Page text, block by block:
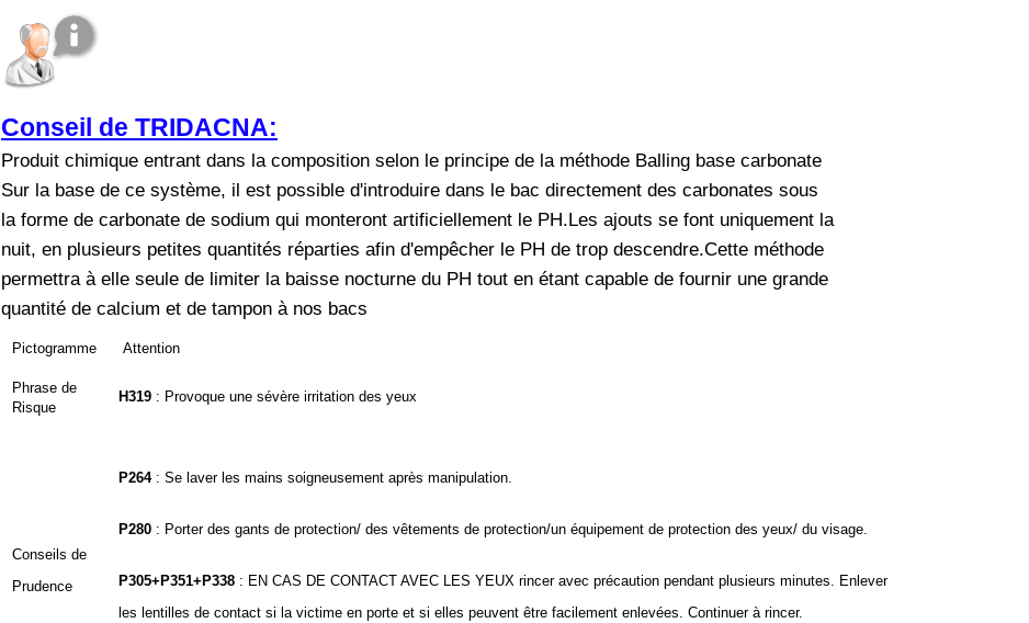
Conseil de TRIDACNA:
Produit chimique entrant dans la composition selon le principe de la méthode Balling base carbonate
Sur la base de ce système, il est possible d'introduire dans le bac directement des carbonates sous
la forme de carbonate de sodium qui monteront artificiellement le PH.Les ajouts se font uniquement la
nuit, en plusieurs petites quantités réparties afin d'empêcher le PH de trop descendre.Cette méthode
permettra à elle seule de limiter la baisse nocturne du PH tout en étant capable de fournir une grande
quantité de calcium et de tampon à nos bacs
Pictogramme Attention
Phrase de
Risque
H319 : Provoque une sévère irritation des yeux
Conseils de
Prudence
P264: Se laver les mains soigneusement après manipulation.
P280 : Porter des gants de protection/ des vêtements de protection/un équipement de protection des yeux/ du visage.
P305+P351+P338 : EN CAS DE CONTACT AVEC LES YEUX rincer avec précaution pendant plusieurs minutes. Enlever
les lentilles de contact si la victime en porte et si elles peuvent être facilement enlevées. Continuer à rincer.